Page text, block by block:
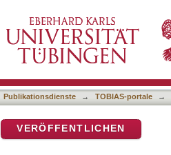
Cameron
Publikationsdienste → TOBIAS-portale →
VERÖFFENTLICHEN